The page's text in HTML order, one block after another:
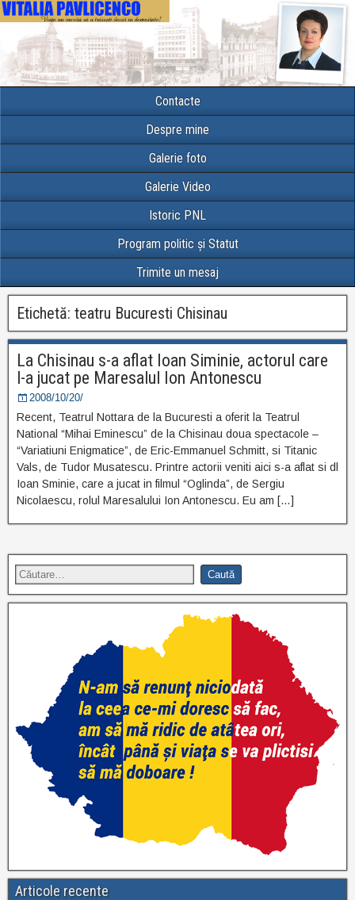
Contacte
Despre mine
Galerie foto
Galerie Video
Istoric PNL
Program politic și Statut
Trimite un mesaj
Etichetă: teatru Bucuresti Chisinau
La Chisinau s-a aflat Ioan Siminie, actorul care
l-a jucat pe Maresalul Ion Antonescu
2008/10/20/
Recent, Teatrul Nottara de la Bucuresti a oferit la Teatrul
National “Mihai Eminescu” de la Chisinau doua spectacole –
“Variatiuni Enigmatice”, de Eric-Emmanuel Schmitt, si Titanic
Vals, de Tudor Musatescu. Printre actorii veniti aici s-a aflat si dl
Ioan Sminie, care a jucat in filmul “Oglinda”, de Sergiu
Nicolaescu, rolul Maresalului Ion Antonescu. Eu am […]
Articole recente